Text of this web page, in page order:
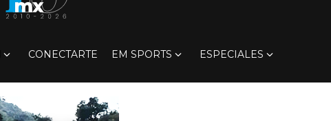
CONECTARTE EM SPORTS ESPECIALES